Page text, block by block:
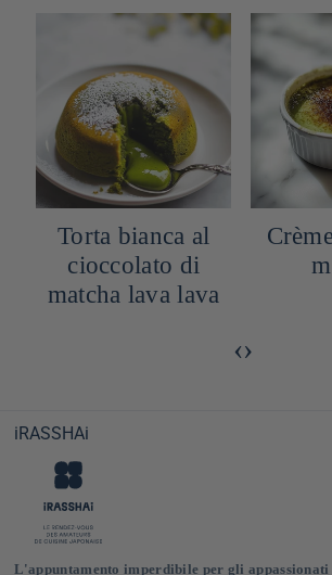
Torta bianca al
cioccolato di
matcha lava lava
‹›
iRASSHAi
L'appuntamento imperdibile per gli appassionati